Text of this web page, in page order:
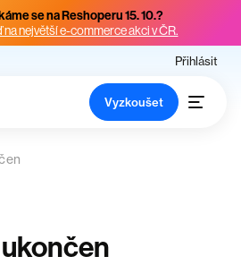
se na Reshoperu 15. 10.?
na největší e-commerce akci v ČR.
Přihlásit
Vyzkoušet